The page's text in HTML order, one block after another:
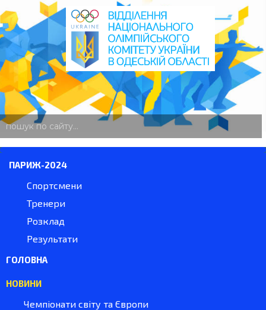
пошук
по
ПАРИЖ-2024
Спортсмени
Тренери
Розклад
Результати
ГОЛОВНА
НОВИНИ
Чемпіонати світу та Європи